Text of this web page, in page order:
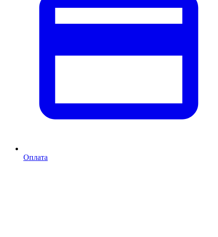
Оплата